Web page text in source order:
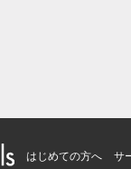
はじめての方へ サ